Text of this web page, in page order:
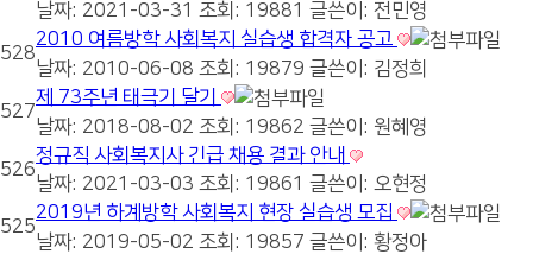
날짜: 2021-03-31 조회: 19881 글쓴이: 전민영
528
2010 여름방학 사회복지 실습생 합격자 공고
날짜: 2010-06-08 조회: 19879 글쓴이: 김정희
527
제 73주년 태극기 달기
날짜: 2018-08-02 조회: 19862 글쓴이: 원혜영
526
정규직 사회복지사 긴급 채용 결과 안내
날짜: 2021-03-03 조회: 19861 글쓴이: 오현정
525
2019년 하계방학 사회복지 현장 실습생 모집
날짜: 2019-05-02 조회: 19857 글쓴이: 황정아